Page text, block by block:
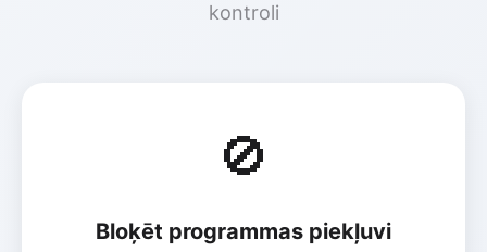
kontroli
🚫
Bloķēt programmas piekļuvi